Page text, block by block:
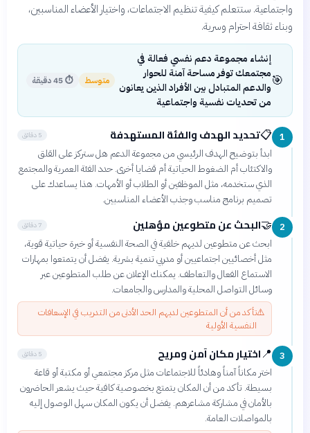
واجتماعية. ستتعلم كيفية تنظيم الاجتماعات، واختيار الأعضاء المناسبين،
وبناء ثقافة احترام وسرية.
🎯
إنشاء مجموعة دعم نفسي فعالة في
مجتمعك توفر مساحة آمنة للحوار
والدعم المتبادل بين الأفراد الذين يعانون
من تحديات نفسية واجتماعية
متوسط ⏱45 دقيقة
1
📋تحديد الهدف والفئة المستهدفة 5 دقائق
ابدأ بتوضيح الهدف الرئيسي من مجموعة الدعم هل ستركز على القلق
والاكتئاب أم الضغوط الحياتية أم قضايا أخرى. حدد الفئة العمرية والمجتمع
الذي ستخدمه، مثل الموظفين أو الطلاب أو الأمهات. هذا يساعدك على
تصميم برنامج مناسب وجذب الأعضاء المناسبين.
2
🤝البحث عن متطوعين مؤهلين 7 دقائق
ابحث عن متطوعين لديهم خلفية في الصحة النفسية أو خبرة حياتية قوية،
مثل أخصائيين اجتماعيين أو مدربي تنمية بشرية. يفضل أن يتمتعوا بمهارات
الاستماع الفعال والتعاطف. يمكنك الإعلان عن طلب المتطوعين عبر
وسائل التواصل المحلية والمدارس والجامعات.
⚠️تأكد من أن المتطوعين لديهم الحد الأدنى من التدريب في الإسعافات
النفسية الأولية
3
📍اختيار مكان آمن ومريح 5 دقائق
اختر مكاناً آمناً وهادئاً للاجتماعات مثل مركز مجتمعي أو مكتبة أو قاعة
بسيطة. تأكد من أن المكان يتمتع بخصوصية كافية حيث يشعر الحاضرون
بالأمان في مشاركة مشاعرهم. يفضل أن يكون المكان سهل الوصول إليه
بالمواصلات العامة.